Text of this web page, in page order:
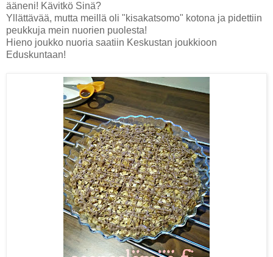
ääneni! Kävitkö Sinä?
Yllättävää, mutta meillä oli "kisakatsomo" kotona ja pidettiin
peukkuja mein nuorien puolesta!
Hieno joukko nuoria saatiin Keskustan joukkioon
Eduskuntaan!